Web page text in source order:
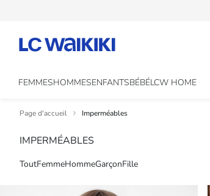
FEMMESHOMMESENFANTSBÉBÉLCW HOME
Page d'accueil Imperméables
IMPERMÉABLES
ToutFemmeHommeGarçonFille